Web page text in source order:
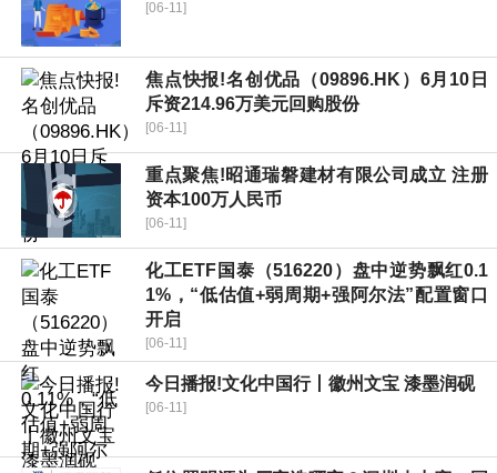
[06-11]
焦点快报!名创优品（09896.HK）6月10日
斥资214.96万美元回购股份
[06-11]
重点聚焦!昭通瑞磐建材有限公司成立 注册
资本100万人民币
[06-11]
化工ETF国泰（516220）盘中逆势飘红0.1
1%，“低估值+弱周期+强阿尔法”配置窗口
开启
[06-11]
今日播报!文化中国行丨徽州文宝 漆墨润砚
[06-11]